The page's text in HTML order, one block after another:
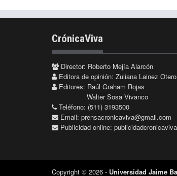
CrónicaViva
Director: Roberto Mejía Alarcón
Editora de opinión: Zuliana Lainez Otero
Editores: Raúl Graham Rojas
Walter Sosa Vivanco
Teléfono: (511) 3193500
Email: prensacronicaviva@gmail.com
Publicidad online:
Copyright © 2026 - Universidad Jaime